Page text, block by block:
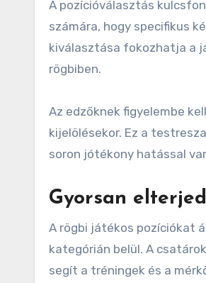
A pozícióválasztás
számára, hogy specifikus
kiválasztása fokozhatja a
rögbiben.
Az edzőknek figyelembe
kijelölésekor. Ez a
soron jótékony hatással
Gyorsan
A rögbi játékos pozíciókat
kategórián belül. A
segít a tréningek és a